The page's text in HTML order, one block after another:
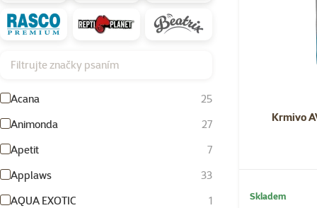
Filtrujte značky psaním
Acana
25
Animonda
27
Apetit
7
Applaws
33
AQUA EXOTIC
1
Krmivo
Skladem